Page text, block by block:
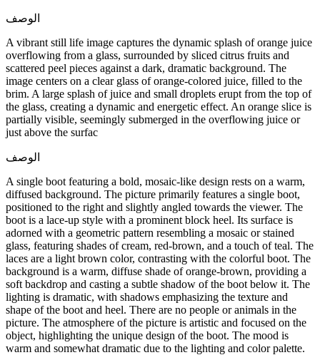
الوصف
A vibrant still life image captures the dynamic splash of orange juice
overflowing from a glass, surrounded by sliced citrus fruits and
scattered peel pieces against a dark, dramatic background. The
image centers on a clear glass of orange-colored juice, filled to the
brim. A large splash of juice and small droplets erupt from the top of
the glass, creating a dynamic and energetic effect. An orange slice is
partially visible, seemingly submerged in the overflowing juice or
just above the surfac
الوصف
A single boot featuring a bold, mosaic-like design rests on a warm,
diffused background. The picture primarily features a single boot,
positioned to the right and slightly angled towards the viewer. The
boot is a lace-up style with a prominent block heel. Its surface is
adorned with a geometric pattern resembling a mosaic or stained
glass, featuring shades of cream, red-brown, and a touch of teal. The
laces are a light brown color, contrasting with the colorful boot. The
background is a warm, diffuse shade of orange-brown, providing a
soft backdrop and casting a subtle shadow of the boot below it. The
lighting is dramatic, with shadows emphasizing the texture and
shape of the boot and heel. There are no people or animals in the
picture. The atmosphere of the picture is artistic and focused on the
object, highlighting the unique design of the boot. The mood is
warm and somewhat dramatic due to the lighting and color palette.